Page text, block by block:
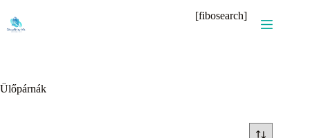
content
[fibosearch]
Ülőpárnák